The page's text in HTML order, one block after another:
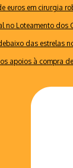
euros em cirurgia
no Loteamento dos
das estrelas
apoios à compra